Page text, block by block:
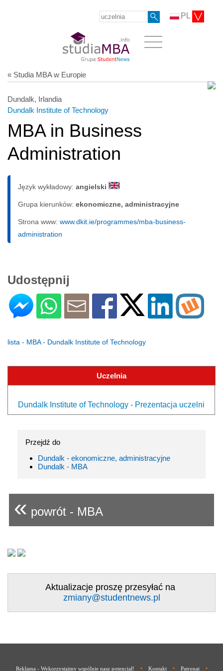
PL
« Studia MBA w Europie
Dundalk, Irlandia
Dundalk Institute of Technology
MBA in Business
Administration
Język wykładowy: angielski
Grupa kierunków: ekonomiczne, administracyjne
Strona www: www.dkit.ie/programmes/mba-business-
administration
Udostępnij
lista - MBA - Dundalk Institute of Technology
Uczelnia
Dundalk Institute of Technology - Prezentacja uczelni
Przejdź do
Dundalk - ekonomiczne, administracyjne
Dundalk - MBA
« powrót - MBA
Aktualizacje proszę przesyłać na
zmiany@studentnews.pl
Reklama - Wykorzystajmy wspólnie nasz potencjał! • Kontakt • Patronat •